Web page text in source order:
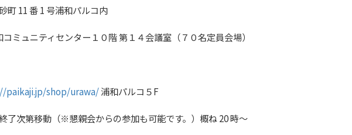
町 11 番 1 号浦和パルコ内
ミュニティセンター１０階 第１４会議室（７０名定員会場）
paikaji.jp/shop/urawa/浦和パルコ５F
了次第移動（※懇親会からの参加も可能です。）概ね 20 時～